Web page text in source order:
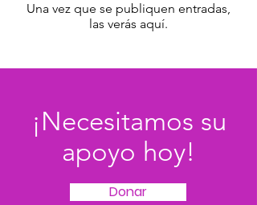
Una vez que se publiquen entradas,
las verás aquí.
¡Necesitamos su
apoyo hoy!
Donar